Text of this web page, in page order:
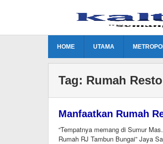
HOME UTAMA
Tag: Rumah
Manfaatkan Rumah
“Tempatnya memang di Sumur
Rumah RJ Tambun Bungai” Jaya